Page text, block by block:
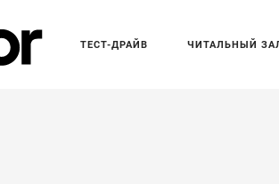
ТЕСТ-ДРАЙВ ЧИТАЛЬНЫЙ